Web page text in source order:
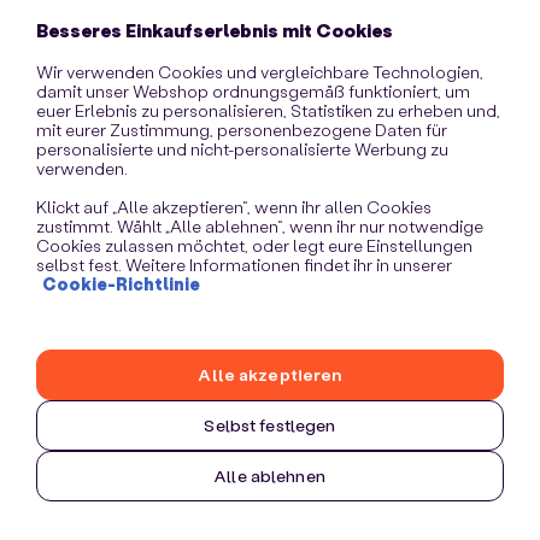
information).
Besseres Einkaufserlebnis mit Cookies
Wir verwenden Cookies und vergleichbare Technologien,
damit unser Webshop ordnungsgemäß funktioniert, um
euer Erlebnis zu personalisieren, Statistiken zu erheben und,
mit eurer Zustimmung, personenbezogene Daten für
personalisierte und nicht-personalisierte Werbung zu
verwenden.
Klickt auf „Alle akzeptieren“, wenn ihr allen Cookies
zustimmt. Wählt „Alle ablehnen“, wenn ihr nur notwendige
Cookies zulassen möchtet, oder legt eure Einstellungen
selbst fest. Weitere Informationen findet ihr in unserer
Cookie-Richtlinie
Selbst festlegen
Alle ablehnen
Alle akzeptieren